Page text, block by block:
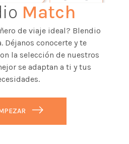
Match
de viaje ideal? Blendio
Déjanos conocerte y te
la selección de nuestros
se adaptan a ti y tus